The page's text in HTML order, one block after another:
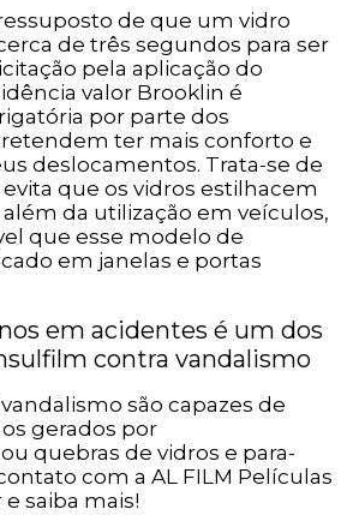
de que um vidro
de três segundos para ser
pela aplicação do
valor Brooklin é
por parte dos
ter mais conforto e
deslocamentos. Trata-se de
que os vidros estilhacem
da utilização em veículos,
que esse modelo de
em janelas e portas
em acidentes é um dos
contra vandalismo
são capazes de
gerados por
quebras de vidros e para-
com a AL FILM Películas
saiba mais!